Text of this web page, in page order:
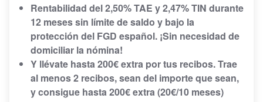
Rentabilidad del 2,50% TAE y 2,47% TIN durante
12 meses sin límite de saldo y bajo la
protección del FGD español. ¡Sin necesidad de
domiciliar la nómina!
Y llévate hasta 200€ extra por tus recibos. Trae
al menos 2 recibos, sean del importe que sean,
y consigue hasta 200€ extra (20€/10 meses)